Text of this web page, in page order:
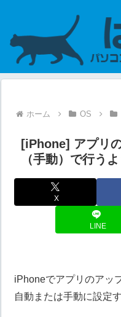
ホーム OS
[iPhone] アプリ
（手動）で行う
X
LINE
iPhoneでアプリのアッ
自動または手動に設定